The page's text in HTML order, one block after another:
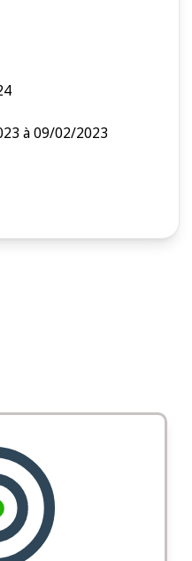
à 09/02/2023